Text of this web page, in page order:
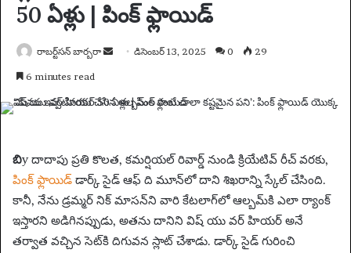
50 ఏళ్లు | పింక్ ఫ్లాయిడ్
రాబర్ట్‌సన్ బార్బరా
d
e
m
a
i
l
డిసెంబర్ 13, 2025 0 29
6 minutes read
బిy దాదాపు ప్రతి కొలత, కమర్షియల్ రివార్డ్ నుండి క్రియేటివ్ రీచ్ వరకు,
పింక్ ఫ్లాయిడ్ డార్క్ సైడ్ ఆఫ్ ది మూన్‌లో దాని శిఖరాన్ని స్కేల్ చేసింది.
కానీ, నేను డ్రమ్మర్ నిక్ మాసన్‌ని వారి కేటలాగ్‌లో ఆల్బమ్‌కి ఎలా ర్యాంక్
ఇస్తారని అడిగినప్పుడు, అతను దానిని విష్ యు వర్ హియర్ అనే
తర్వాత వచ్చిన సెట్‌కి దిగువన స్లాట్ చేశాడు. డార్క్ సైడ్ గురించి